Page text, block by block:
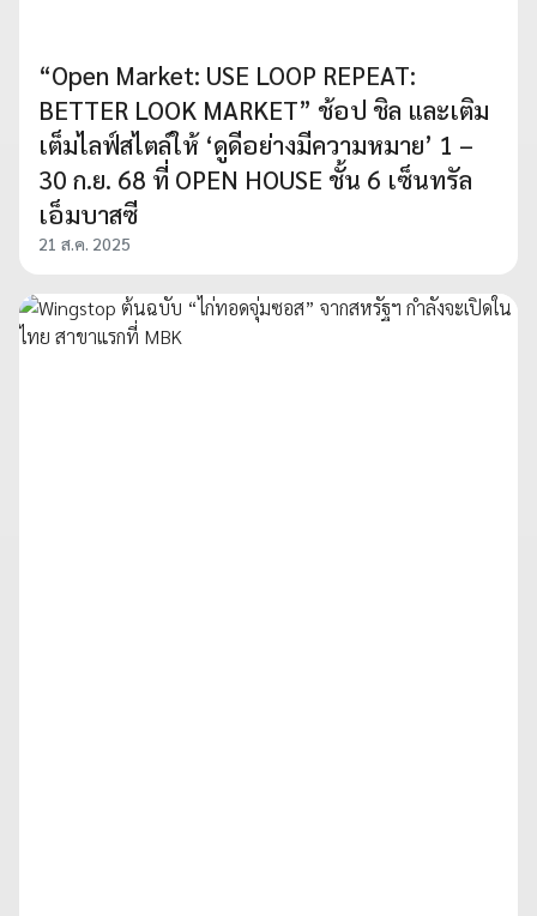
“Open Market: USE LOOP REPEAT:
BETTER LOOK MARKET” ช้อป ชิล และเติม
เต็มไลฟ์สไตล์ให้ ‘ดูดีอย่างมีความหมาย’ 1 –
30 ก.ย. 68 ที่ OPEN HOUSE ชั้น 6 เซ็นทรัล
เอ็มบาสซี
21 ส.ค. 2025